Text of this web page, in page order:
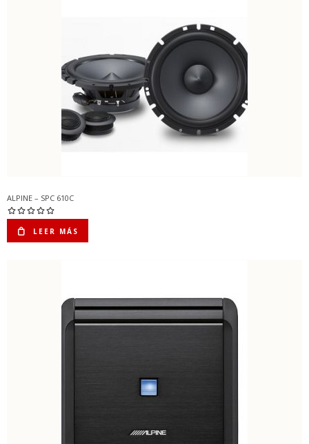
ALPINE – SPC 610C
LEER MÁS